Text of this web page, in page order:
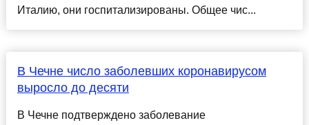
Италию, они госпитализированы. Общее чис...
В Чечне число заболевших коронавирусом
выросло до десяти
В Чечне подтверждено заболевание